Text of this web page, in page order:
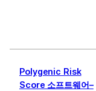
Polygenic Risk
Score 소프트웨어–